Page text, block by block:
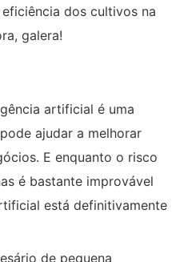
dos cultivos na
galera!
artificial é uma
ajudar a melhorar
E enquanto o risco
é bastante improvável
está definitivamente
de pequena